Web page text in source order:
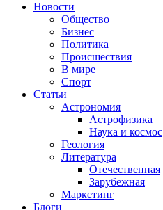
Новости
Общество
Бизнес
Политика
Происшествия
В мире
Спорт
Статьи
Астрономия
Астрофизика
Наука и космос
Геология
Литература
Отечественная
Зарубежная
Маркетинг
Блоги